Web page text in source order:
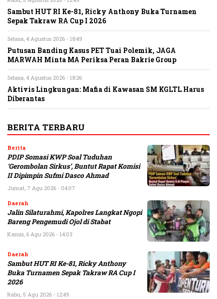
Sambut HUT RI Ke-81, Ricky Anthony Buka Turnamen
Sepak Takraw RA Cup I 2026
Selasa, 4 Agustus 2026 - 18:49
Putusan Banding Kasus PET Tuai Polemik, JAGA
MARWAH Minta MA Periksa Peran Bakrie Group
Selasa, 4 Agustus 2026 - 18:26
Aktivis Lingkungan: Mafia di Kawasan SM KGLTL Harus
Diberantas
BERITA TERBARU
Berita
PDIP Somasi KWP Soal Tuduhan
‘Gerombolan Sirkus’, Buntut Rapat Komisi
II Dipimpin Sufmi Dasco Ahmad
Jumat, 7 Agu 2026 - 04:07
Daerah
Jalin Silaturahmi, Kapolres Langkat Ngopi
Bareng Pengemudi Ojol di Stabat
Kamis, 6 Agu 2026 - 14:03
Daerah
Sambut HUT RI Ke-81, Ricky Anthony
Buka Turnamen Sepak Takraw RA Cup I
2026
Rabu, 5 Agu 2026 - 12:49